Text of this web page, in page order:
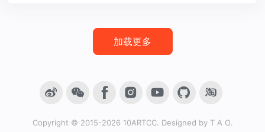
加载更多
Copyright © 2015-2026 10ARTCC. Designed by T A O.